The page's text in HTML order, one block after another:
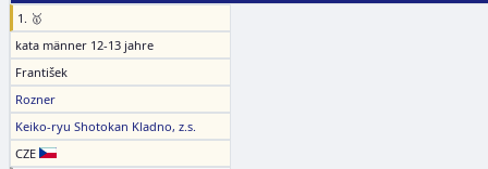
1. 🥇
kata männer 12-13 jahre
František
Rozner
Keiko-ryu Shotokan Kladno, z.s.
CZE